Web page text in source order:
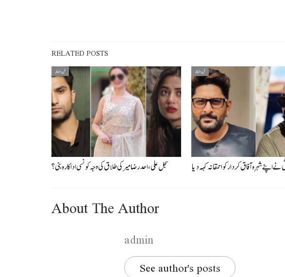
RELATED POSTS
فن و فنکار
سجل علی، احد رضا میر کی طلاق کی وجہ کونسی اداکارہ بنی؟
فن و فنکار
اپنے شہرہ آفاق کردار کو احمقانہ کہہ دیا
About The Author
admin
See author's posts